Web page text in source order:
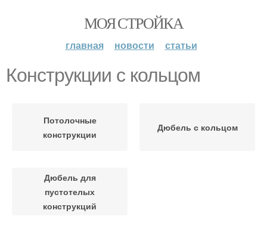
МОЯ СТРОЙКА
главная новости статьи
Конструкции с кольцом
Потолочные
конструкции
Дюбель с кольцом
Дюбель для
пустотелых
конструкций